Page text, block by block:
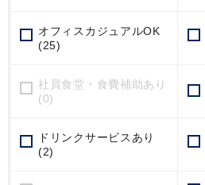
オフィスカジュアルOK
(25)
社員食堂・食費補助あり
(0)
ドリンクサービスあり
(2)